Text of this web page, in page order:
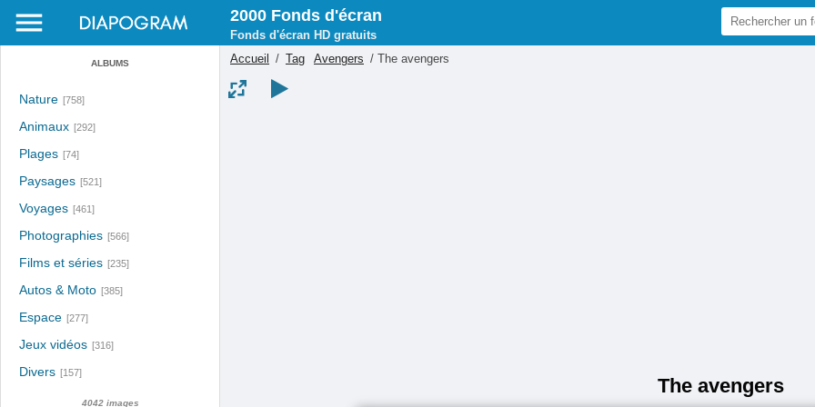
ALBUMS
Nature [758]
Animaux [292]
Plages [74]
Paysages [521]
Voyages [461]
Photographies [566]
Films et séries [235]
Autos & Moto [385]
Espace [277]
Jeux vidéos [316]
Divers [157]
4042 images
2000 Fonds d'écran
Fonds d'écran HD gratuits
Accueil
/ Tag Avengers / The avengers
The avengers